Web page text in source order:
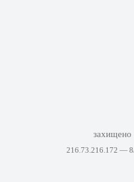
захищено
216.73.216.172 —